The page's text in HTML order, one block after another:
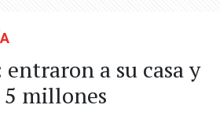
a su casa y
5 millones